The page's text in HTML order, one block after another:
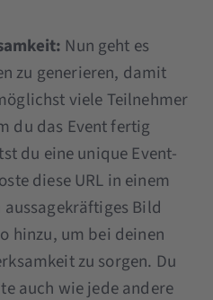
Nun geht es
zu generieren, damit
viele Teilnehmer
du das Event fertig
du eine unique Event-
diese URL in einem
Bild
hinzu, um bei deinen
zu sorgen. Du
auch wie jede andere